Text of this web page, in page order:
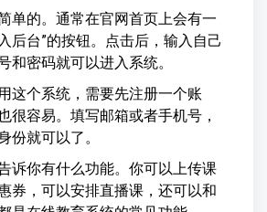
单的。通常在官网首页上会有一
后台”的按钮。点击后，输入自己
和密码就可以进入系统。
这个系统，需要先注册一个账
很容易。填写邮箱或者手机号，
份就可以了。
诉你有什么功能。你可以上传课
券，可以安排直播课，还可以和